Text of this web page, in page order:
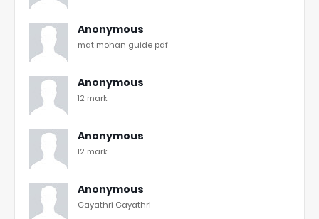
Anonymous
mat mohan guide pdf
Anonymous
12 mark
Anonymous
12 mark
Anonymous
Gayathri Gayathri